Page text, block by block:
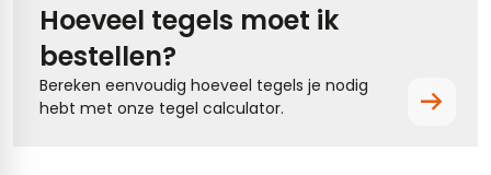
Hoeveel tegels moet ik
bestellen?
Bereken eenvoudig hoeveel tegels je nodig
hebt met onze tegel calculator.